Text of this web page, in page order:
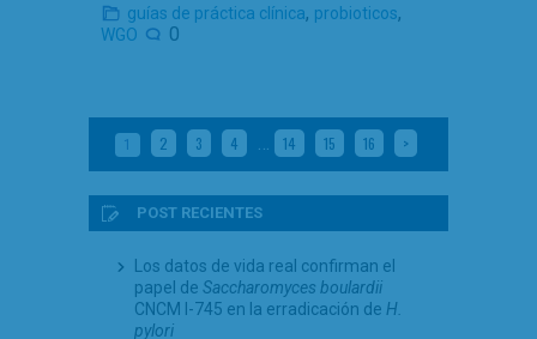
guías de práctica clínica, probioticos,
WGO 0
1 2 3 4 … 14 15 16 >
POST RECIENTES
Los datos de vida real confirman el
papel de Saccharomyces boulardii
CNCM I-745 en la erradicación de H.
pylori